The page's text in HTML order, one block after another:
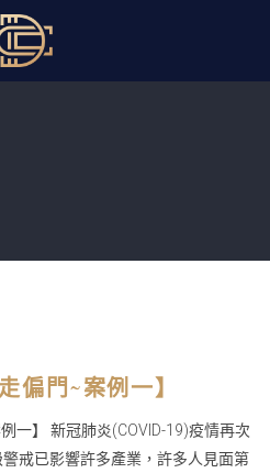
偏門~案例一】
一】 新冠肺炎(COVID-19)疫情再次
戒已影響許多產業，許多人見面第